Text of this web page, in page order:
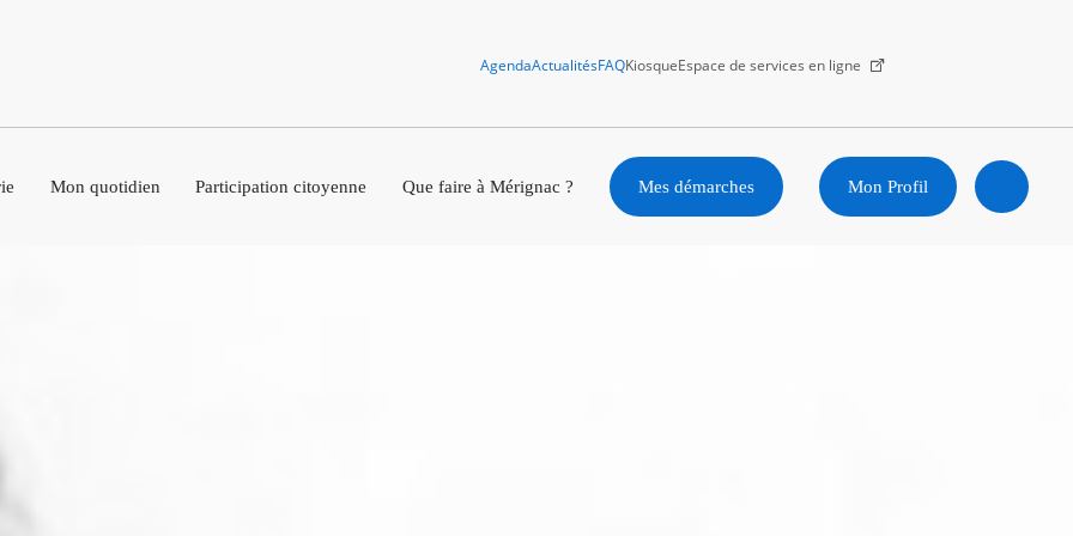
AgendaActualitésFAQKiosqueEspace de services en ligne
Mon quotidien Participation citoyenne Que faire à Mérignac ? Mes démarches Mon Profil